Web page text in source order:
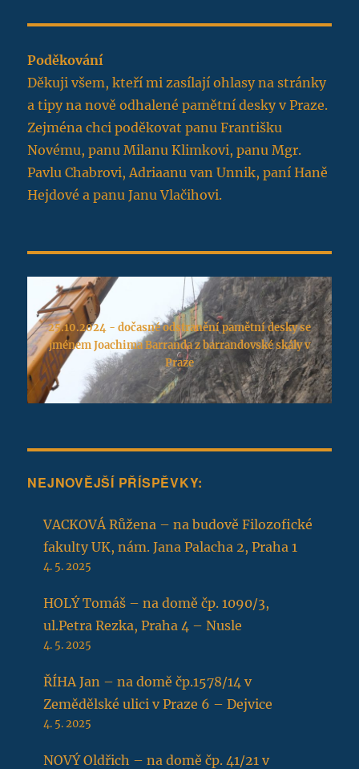
Poděkování
Děkuji všem, kteří mi zasílají ohlasy na stránky
a tipy na nově odhalené pamětní desky v Praze.
Zejména chci poděkovat panu Františku
Novému, panu Milanu Klimkovi, panu Mgr.
Pavlu Chabrovi, Adriaanu van Unnik, paní Haně
Hejdové a panu Janu Vlačihovi.
25.10.2024 - dočasné odstranění pamětní desky se
jménem Joachima Barranda z barrandovské skály v
Praze
NEJNOVĚJŠÍ PŘÍSPĚVKY:
VACKOVÁ Růžena – na budově Filozofické
fakulty UK, nám. Jana Palacha 2, Praha 1
4. 5. 2025
HOLÝ Tomáš – na domě čp. 1090/3,
ul.Petra Rezka, Praha 4 – Nusle
4. 5. 2025
ŘÍHA Jan – na domě čp.1578/14 v
Zemědělské ulici v Praze 6 – Dejvice
4. 5. 2025
NOVÝ Oldřich – na domě čp. 41/21 v